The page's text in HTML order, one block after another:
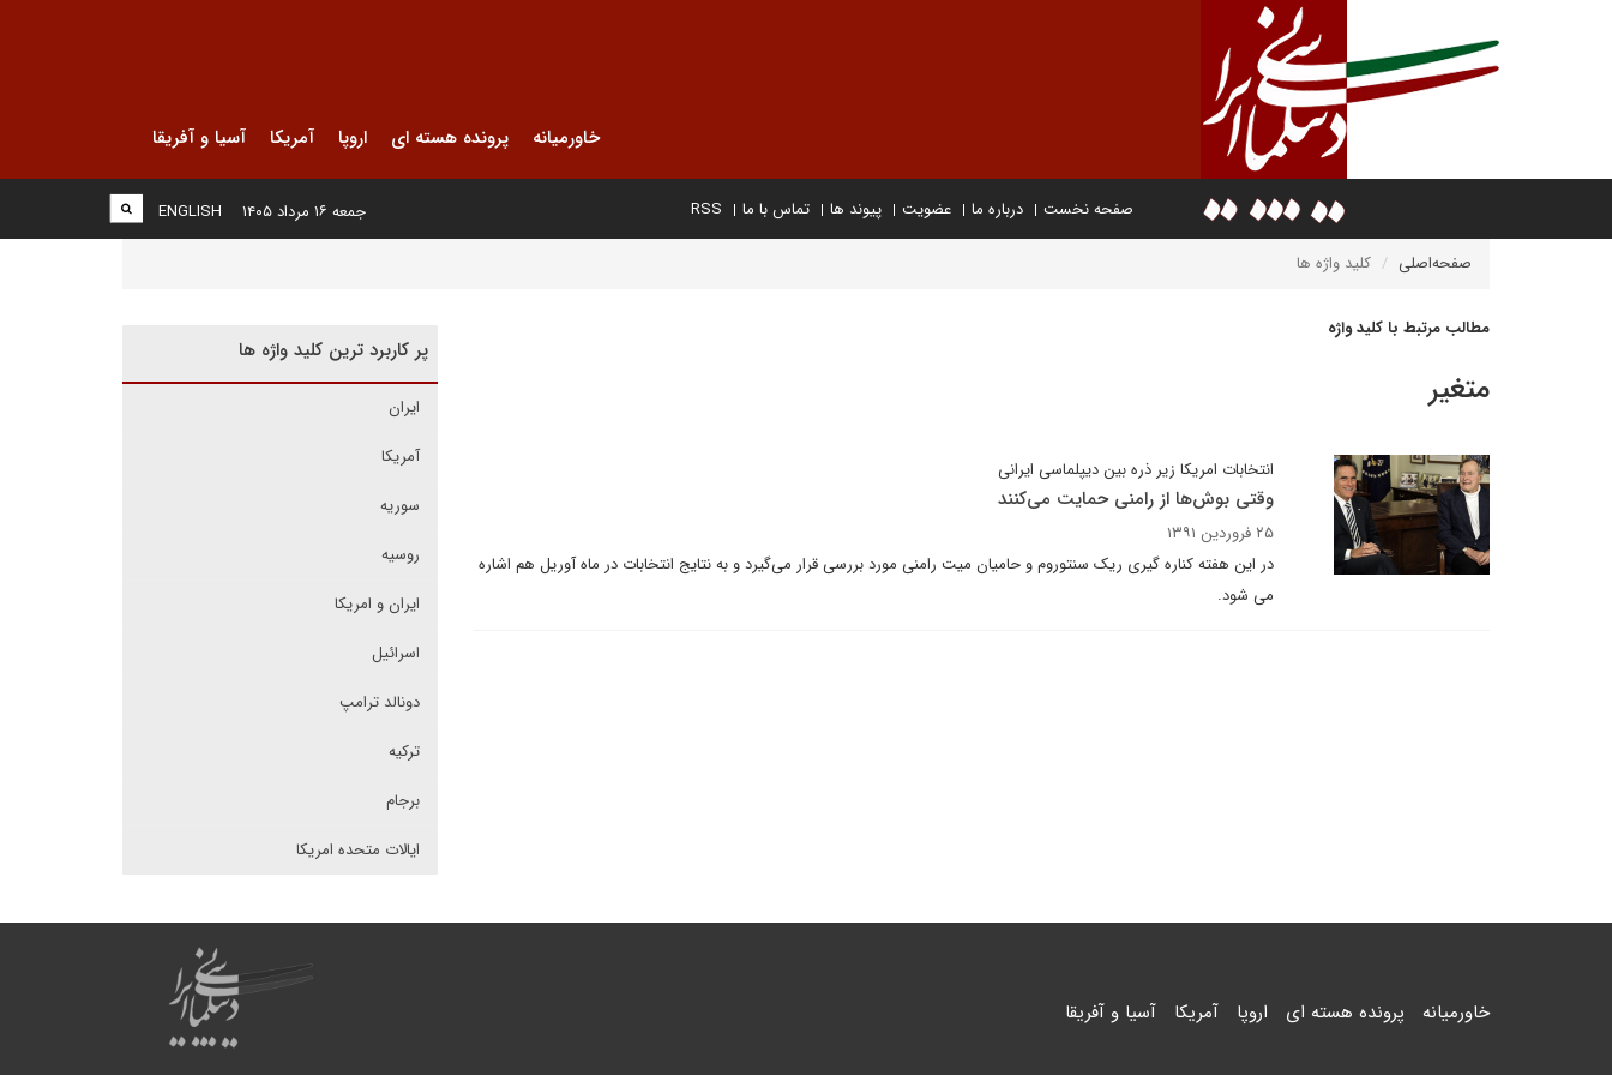
خاورمیانه پرونده هسته ای اروپا آمریکا آسیا و آفریقا
صفحه نخست درباره ما عضویت پیوند ها تماس با ما RSS
ENGLISH جمعه ۱۶ مرداد ۱۴۰۵
صفحه‌اصلی کلید واژه ها
مطالب مرتبط با کلید واژه
متغیر
انتخابات امریکا زیر ذره بین دیپلماسی ایرانی
وقتی بوش‌ها از رامنی حمایت می‌کنند
۲۵ فروردین ۱۳۹۱
در این هفته کناره گیری ریک سنتوروم و حامیان میت رامنی مورد بررسی قرار می‌گیرد و به نتایج انتخابات در ماه آوریل هم اشاره
می شود.
پر کاربرد ترین کلید واژه ها
ایران
آمریکا
سوریه
روسیه
ایران و امریکا
اسرائیل
دونالد ترامپ
ترکیه
برجام
ایالات متحده امریکا
خاورمیانه پرونده هسته ای اروپا آمریکا آسیا و آفریقا